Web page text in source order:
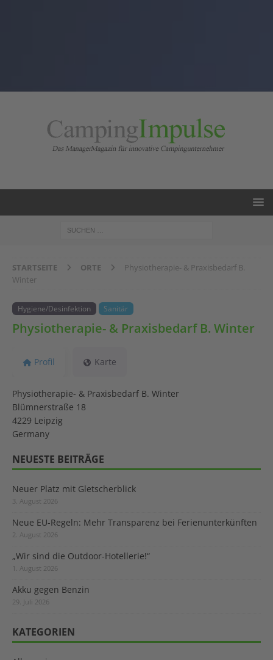
STARTSEITE ORTE
Physiotherapie- & Praxisbedarf B.
Winter
Hygiene/Desinfektion Sanitär
Physiotherapie- & Praxisbedarf B. Winter
Profil Karte
Physiotherapie- & Praxisbedarf B. Winter
Blümnerstraße 18
4229 Leipzig
Germany
NEUESTE BEITRÄGE
Neuer Platz mit Gletscherblick
3. August 2026
Neue EU-Regeln: Mehr Transparenz bei Ferienunterkünften
2. August 2026
„Wir sind die Outdoor-Hotellerie!“
1. August 2026
Akku gegen Benzin
29. Juli 2026
KATEGORIEN